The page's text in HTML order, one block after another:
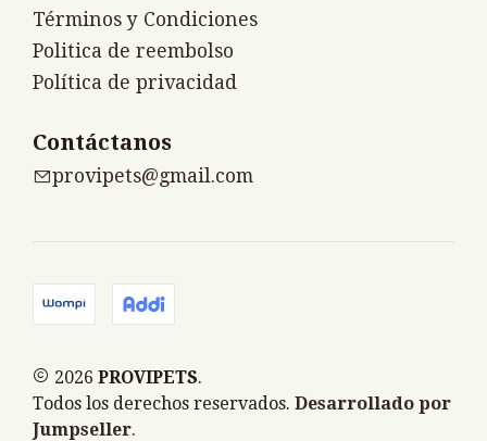
Términos y Condiciones
Politica de reembolso
Política de privacidad
Contáctanos
provipets@gmail.com
2026 PROVIPETS.
Todos los derechos reservados. Desarrollado por
Jumpseller.